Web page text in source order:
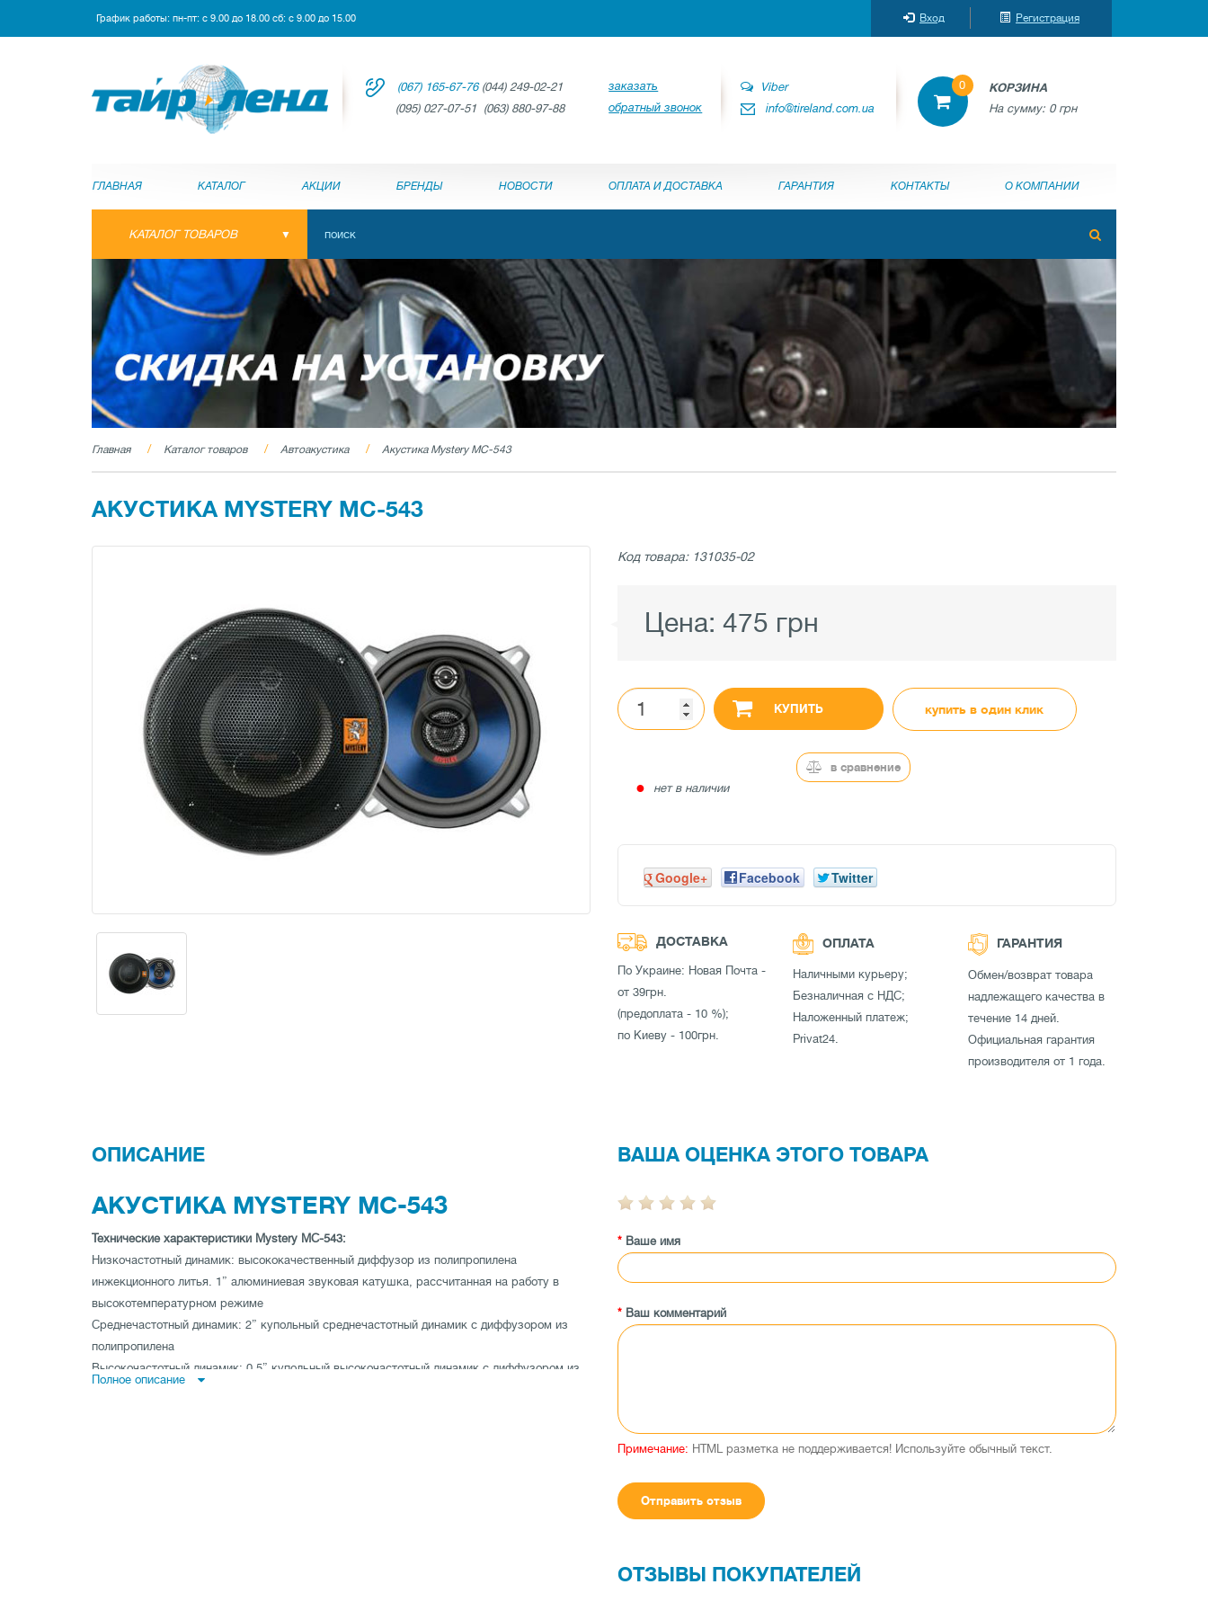
График работы: пн-пт: с 9.00 до 18.00 сб: с 9.00 до 15.00 Вход Регистрация
(067) 165-67-76(044) 249-02-21
(095) 027-07-51 (063) 880-97-88
заказать
обратный звонок
Viber
info@tireland.com.ua
0
КОРЗИНА
На сумму: 0 грн
ГЛАВНАЯ КАТАЛОГ АКЦИИ БРЕНДЫ НОВОСТИ ОПЛАТА И ДОСТАВКА ГАРАНТИЯ КОНТАКТЫ О КОМПАНИИ
КАТАЛОГ ТОВАРОВ
Главная Каталог товаров Автоакустика Акустика Mystery MC-543
АКУСТИКА MYSTERY MC-543
Код товара: 131035-02
Цена: 475 грн
КУПИТЬ купить в один клик
● нет в наличии
в сравнение
Google+ Facebook Twitter
ДОСТАВКА
По Украине: Новая Почта -
от 39грн.
(предоплата - 10 %);
по Киеву - 100грн.
ОПЛАТА
Наличными курьеру;
Безналичная с НДС;
Наложенный платеж;
Privat24.
ГАРАНТИЯ
Обмен/возврат товара
надлежащего качества в
течение 14 дней.
Официальная гарантия
производителя от 1 года.
ОПИСАНИЕ
АКУСТИКА MYSTERY MC-543
Технические характеристики Mystery MС-543:
Низкочастотный динамик: высококачественный диффузор из полипропилена
инжекционного литья. 1” алюминиевая звуковая катушка, рассчитанная на работу в
высокотемпературном режиме
Среднечастотный динамик: 2” купольный среднечастотный динамик с диффузором из
полипропилена
Высокочастотный динамик: 0,5” купольный высокочастотный динамик с диффузором из
Полное описание
ВАША ОЦЕНКА ЭТОГО ТОВАРА
Ваше имя
Ваш комментарий
Примечание: HTML разметка не поддерживается! Используйте обычный текст.
Отправить отзыв
ОТЗЫВЫ ПОКУПАТЕЛЕЙ